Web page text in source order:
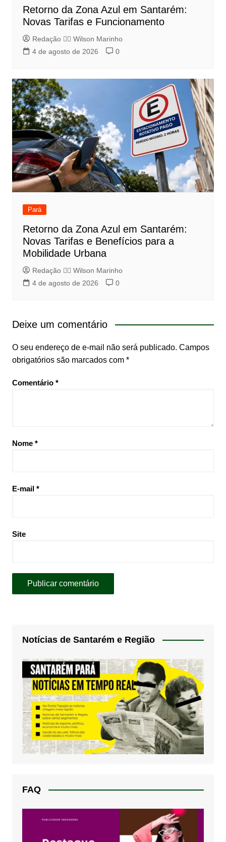
Retorno da Zona Azul em Santarém:
Novas Tarifas e Funcionamento
Redação 👨‍⚖️​ Wilson Marinho
4 de agosto de 2026
0
Pará
Retorno da Zona Azul em Santarém:
Novas Tarifas e Benefícios para a
Mobilidade Urbana
Redação 👨‍⚖️​ Wilson Marinho
4 de agosto de 2026
0
Deixe um comentário
O seu endereço de e-mail não será publicado. Campos
obrigatórios são marcados com *
Comentário *
Nome *
E-mail *
Site
Notícias de Santarém e Região
FAQ